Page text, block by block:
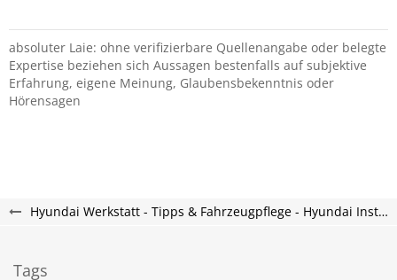
absoluter Laie: ohne verifizierbare Quellenangabe oder belegte
Expertise beziehen sich Aussagen bestenfalls auf subjektive
Erfahrung, eigene Meinung, Glaubensbekenntnis oder
Hörensagen
Hyundai Werkstatt - Tipps & Fahrzeugpflege - Hyundai Inster Forum
Tags